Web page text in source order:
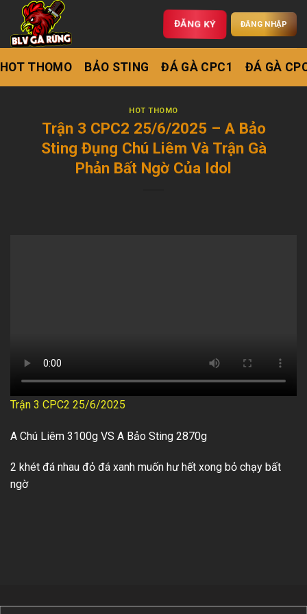
ĐĂNG KÝ ĐĂNG NHẬP
HOT THOMO BẢO STING ĐÁ GÀ CPC1 ĐÁ GÀ
HOT THOMO
Trận 3 CPC2 25/6/2025 – A Bảo
Sting Đụng Chú Liêm Và Trận Gà
Phản Bất Ngờ Của Idol
Trận 3 CPC2 25/6/2025
A Chú Liêm 3100g VS A Bảo Sting 2870g
2 khét đá nhau đỏ đá xanh muốn hư hết xong bỏ chạy bất
ngờ